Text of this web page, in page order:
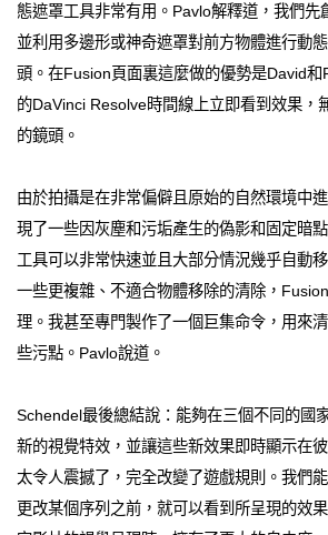
態遮罩工具非常有用。Pavlo解釋道，我們先
並利用多邊形或神奇遮罩對前方物體進行動
頭。在Fusion頁面裏這麼做的優勢是David
的DaVinci Resolve時間線上立即看到效果，
的鏡頭。
由於拍攝是在非常偏僻且原始的自然環境中
現了一些因灰塵和污垢產生的偽影和固定暗
工具可以非常快速並且大部分情況幾乎自動
一些更複雜、不適合物體移除的清除，
理。我甚至專門製作了一個巨集命令，用來
些污點。Pavlo說道。
Schendel最後總結說：能夠在三個不同的國
新的視覺特效，並讓這些新效果即時顯示在
太令人震撼了，完全改變了遊戲規則。我們
更改某個序列之前，就可以看到所呈現的效